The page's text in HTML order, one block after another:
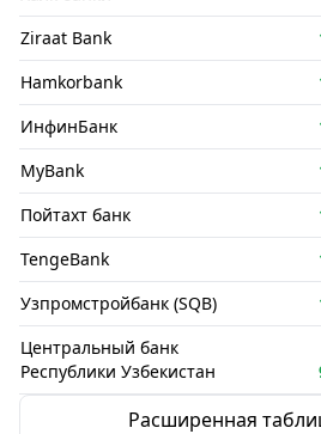
Ziraat Bank
Hamkorbank
ИнфинБанк
MyBank
Пойтахт банк
TengeBank
Узпромстройбанк (SQB)
Центральный банк
Республики Узбекистан
Расширенная